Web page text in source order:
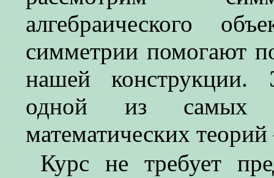
алгебраического
симметрии помогают
нашей конструкции.
одной из самых
математических
Курс не требует